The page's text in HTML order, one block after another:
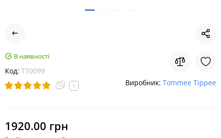
В наявності
Код: TT0099
1 Виробник: Tommee Tippee
1920.00 грн